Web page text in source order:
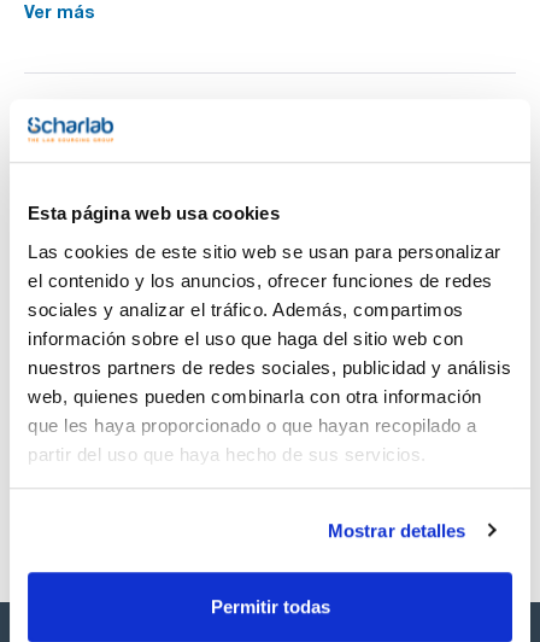
Esta página web usa cookies
Las cookies de este sitio web se usan para personalizar
el contenido y los anuncios, ofrecer funciones de redes
sociales y analizar el tráfico. Además, compartimos
información sobre el uso que haga del sitio web con
nuestros partners de redes sociales, publicidad y análisis
web, quienes pueden combinarla con otra información
que les haya proporcionado o que hayan recopilado a
partir del uso que haya hecho de sus servicios.
Mostrar detalles
Permitir todas
4-Bromofluorobenzene
Ver más
Documentación técnica
Regístrate para
SDS/ Hoja de seguridad
Regístrate para
descargas
productos marca Scharlau habitualmente en stock,
listos para una entrega inmediata.